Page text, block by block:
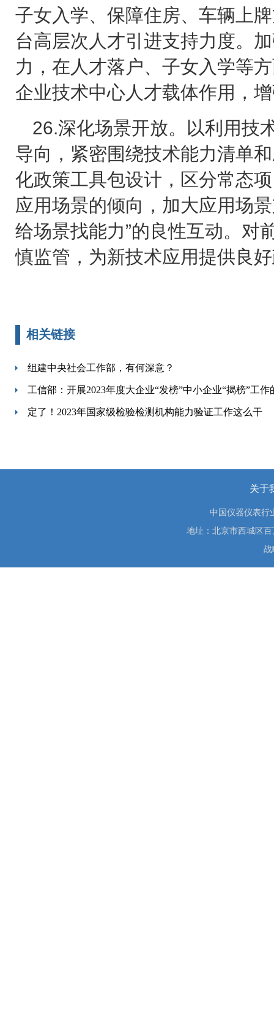
子女入学、保障住房、车辆上
台高层次人才引进支持力度。
力，在人才落户、子女入学等
企业技术中心人才载体作用，
26.深化场景开放。以利用技
导向，紧密围绕技术能力清单
化政策工具包设计，区分常态
应用场景的倾向，加大应用场
给场景找能力”的良性互动。对
慎监管，为新技术应用提供良
相关链接
组建中央社会工作部，有何深意？
工信部：开展2023年度大企业“发榜”中小企业“揭榜”工作
定了！2023年国家级检验检测机构能力验证工作这么干
关于
中国仪器仪表
地址：北京市西城区
战